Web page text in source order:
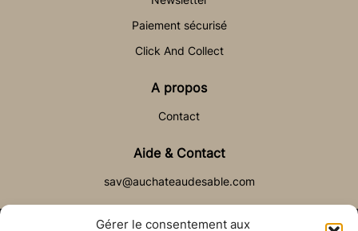
Gérer le consentement aux
Paiement sécurisé
Click And Collect
A propos
Contact
Aide & Contact
sav@auchateaudesable.com